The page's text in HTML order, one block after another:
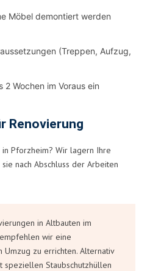
Möbel demontiert werden
(Treppen, Aufzug,
2 Wochen im Voraus ein
Renovierung
Pforzheim? Wir lagern Ihre
nach Abschluss der Arbeiten
in Altbauten im
wir eine
Umzug zu errichten. Alternativ
Staubschutzhüllen